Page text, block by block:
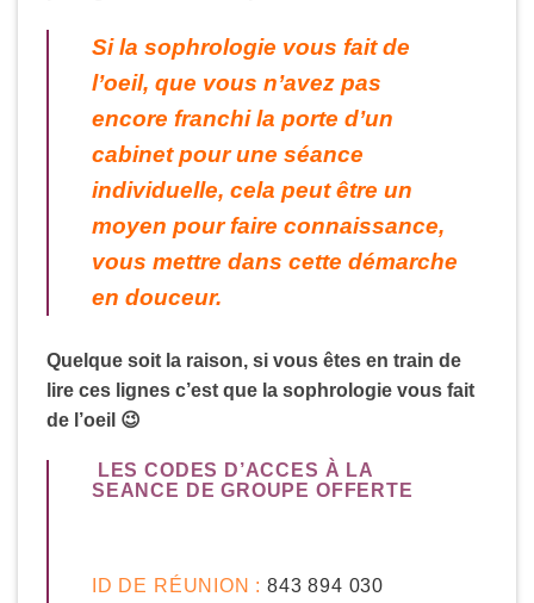
Si la sophrologie vous fait de
l’oeil, que vous n’avez pas
encore franchi la porte d’un
cabinet pour une séance
individuelle, cela peut être un
moyen pour faire connaissance,
vous mettre dans cette démarche
en douceur.
Quelque soit la raison, si vous êtes en train de
lire ces lignes c’est que la sophrologie vous fait
de l’oeil 😉
LES CODES D’ACCES À LA
SEANCE DE GROUPE OFFERTE
ID DE RÉUNION :843 894 030